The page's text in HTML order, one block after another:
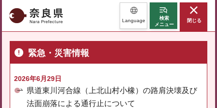
奈良県 Language
検索
メニュー
閉じる
緊急・災害情報
2026年6月29日
県道東川河合線（上北山村小橡）の路肩決壊及び
法面崩落による通行止について